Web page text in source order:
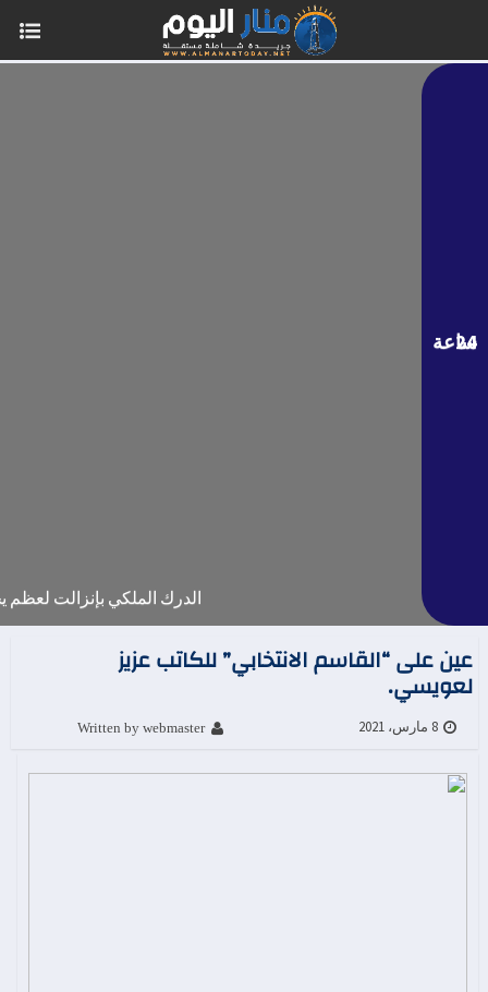
24 ساعة
الدرك الملكي بإنزالت لعظم
عين على “القاسم الانتخابي” للكاتب عزيز
لعويسي.
8 مارس، 2021 Written by webmaster